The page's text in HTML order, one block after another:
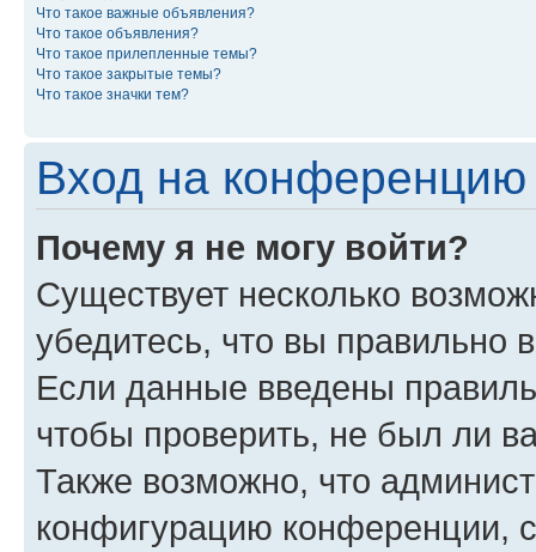
Что такое важные объявления?
Что такое объявления?
Что такое прилепленные темы?
Что такое закрытые темы?
Что такое значки тем?
Вход на конференцию
Почему я не могу войти?
Существует несколько
убедитесь, что вы правильно
Если данные введены
чтобы проверить, не был ли
Также возможно, что
конфигурацию конференции,